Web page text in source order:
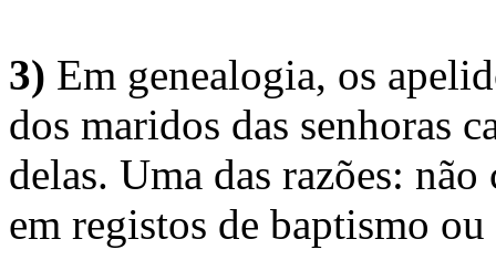
3) Em genealogia, os
dos maridos das senhoras
delas. Uma das razões:
em registos de baptismo